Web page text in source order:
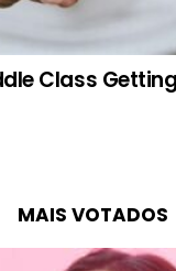
Class
MAIS VOTADOS